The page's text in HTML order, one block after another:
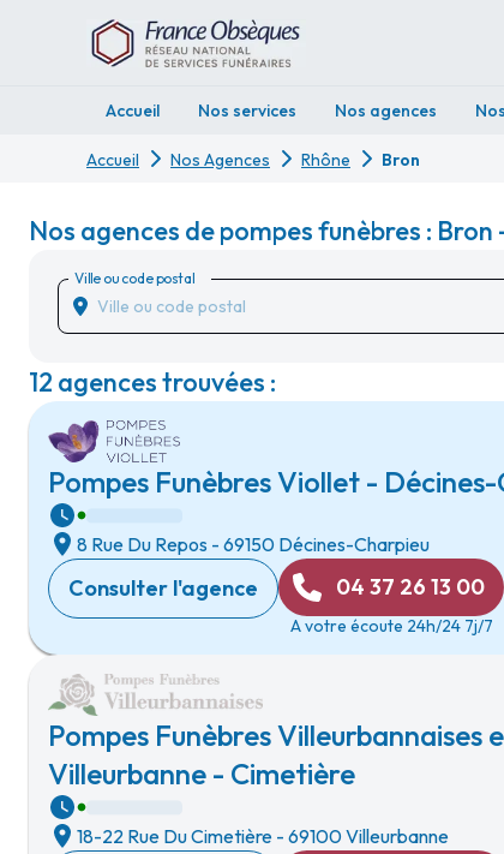
Accueil Nos services Nos agences
Accueil Nos Agences Rhône Bron
Nos agences de pompes funèbres : Bron
Ville ou code postal
12 agences trouvées :
Pompes Funèbres Viollet -
8 Rue Du Repos - 69150 Décines-Charpieu
Consulter l'agence 04 37 26 13 00
A votre écoute 24h/24 7j/7
Pompes Funèbres
Villeurbanne - Cimetière
18-22 Rue Du Cimetière - 69100 Villeurbanne